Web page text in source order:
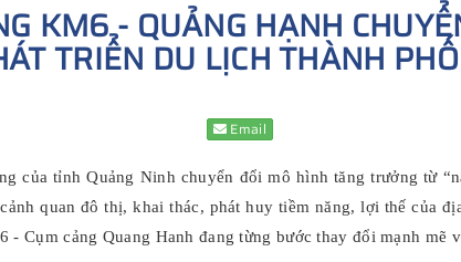
KM6 - QUẢNG HẠNH
TRIỂN DU LỊCH THÀNH
Email
của tỉnh Quảng Ninh chuyển đổi mô hình tăng trưởng từ
quan đô thị, khai thác, phát huy tiềm năng, lợi thế của
- Cụm cảng Quang Hanh đang từng bước thay đổi mạnh